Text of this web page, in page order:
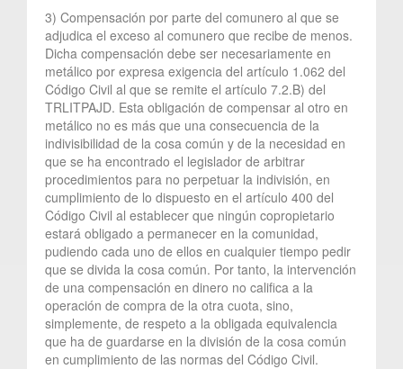
3) Compensación por parte del comunero al que se
adjudica el exceso al comunero que recibe de menos.
Dicha compensación debe ser necesariamente en
metálico por expresa exigencia del artículo 1.062 del
Código Civil al que se remite el artículo 7.2.B) del
TRLITPAJD. Esta obligación de compensar al otro en
metálico no es más que una consecuencia de la
indivisibilidad de la cosa común y de la necesidad en
que se ha encontrado el legislador de arbitrar
procedimientos para no perpetuar la indivisión, en
cumplimiento de lo dispuesto en el artículo 400 del
Código Civil al establecer que ningún copropietario
estará obligado a permanecer en la comunidad,
pudiendo cada uno de ellos en cualquier tiempo pedir
que se divida la cosa común. Por tanto, la intervención
de una compensación en dinero no califica a la
operación de compra de la otra cuota, sino,
simplemente, de respeto a la obligada equivalencia
que ha de guardarse en la división de la cosa común
en cumplimiento de las normas del Código Civil.